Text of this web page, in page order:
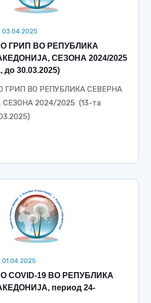
03.04.2025
ГРИП ВО РЕПУБЛИКА
СЕЗОНА 2024/2025
до 30.03.2025)
ГРИП ВО РЕПУБЛИКА СЕВЕРНА
2024/2025 (13-та
01.04.2025
COVID-19 ВО РЕПУБЛИКА
период 24-